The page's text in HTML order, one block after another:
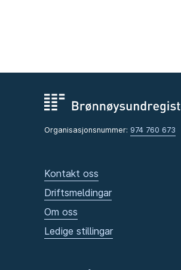
Organisasjonsnummer: 974 760 673
Kontakt oss
Driftsmeldingar
Om oss
Ledige stillingar